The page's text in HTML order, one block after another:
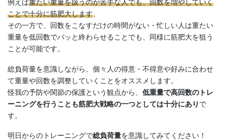
例えば重たい重量を扱うのが苦手な人でも、回数を増やしていく
ことで十分に筋肥大します。
その一方で、回数をこなすだけの時間がない・忙しい人は重たい
重量を低回数でパッと終わらせることでも、同様に筋肥大を狙う
ことが可能です。
総負荷量を意識しながら、個々人の得意・不得意や好みに合わせ
て重量や回数を調整していくことをオススメします。
怪我の予防や関節の保護という観点から、 低重量で高回数のトレ
ーニングを行うことも筋肥大戦略の一つとしては十分にあり で
す。
明日からのトレーニングで総負荷量を意識してみてください！